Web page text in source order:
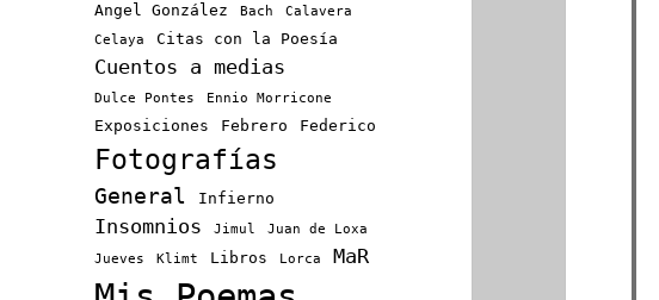
Angel González Bach
Calavera
Celaya
Citas con la Poesía
Cuentos a medias
Dulce Pontes Ennio Morricone
Exposiciones Febrero Federico
Fotografías
General Infierno
Insomnios Jimul
Juan de Loxa
Jueves
Klimt Libros Lorca MaR